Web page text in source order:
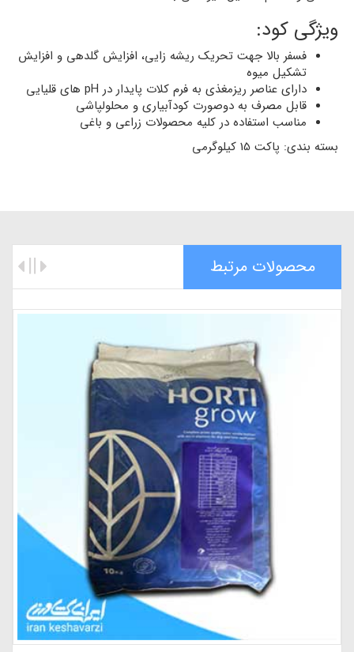
ویژگی کود:
فسفر بالا جهت تحریک ریشه زایی، افزایش گلدهی و افزایش
تشکیل میوه
دارای عناصر ریزمغذی به فرم کلات پایدار در pH های قلیایی
قابل مصرف به دوصورت کودآبیاری و محلولپاشی
مناسب استفاده در کلیه محصولات زراعی و باغی
بسته بندی: پاکت 15 کیلوگرمی
محصولات مرتبط